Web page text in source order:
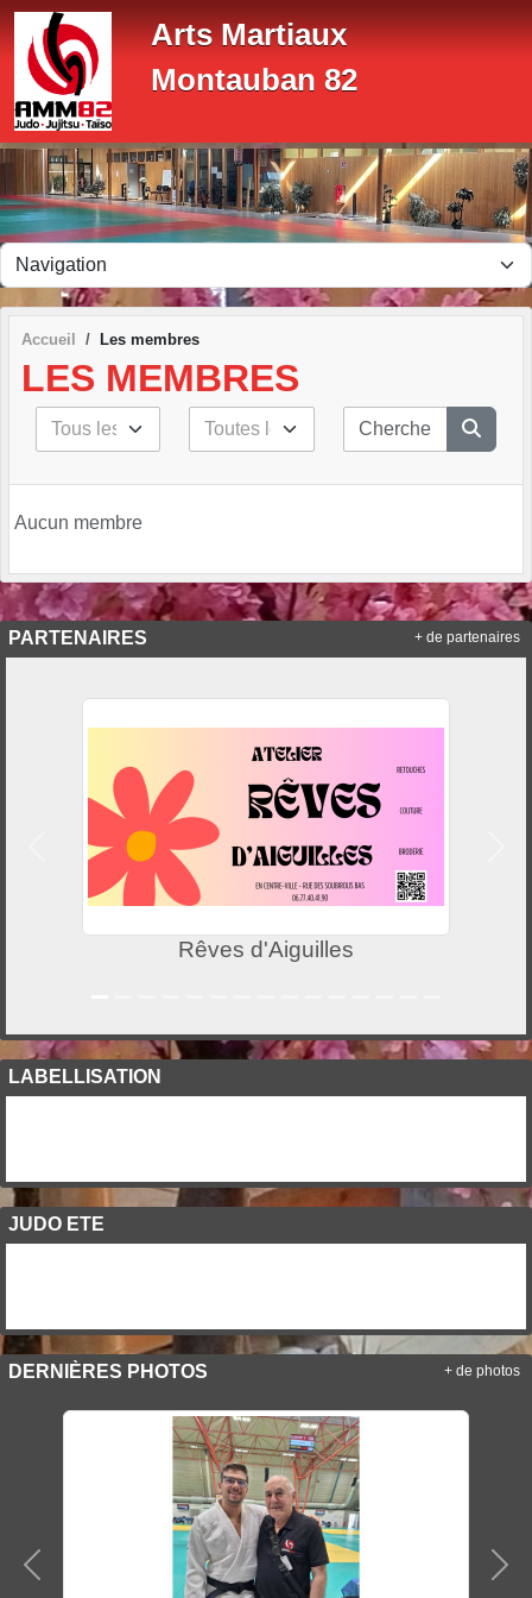
Arts Martiaux
Montauban 82
Accueil Les membres
LES MEMBRES
Aucun membre
PARTENAIRES
Rêves d'Aiguilles
Précedent
+ de partenaires
LABELLISATION
JUDO ETE
DERNIÈRES PHOTOS
Précedent
+ de photos
Panneau de gestion des cookies